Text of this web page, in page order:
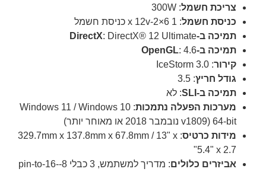
צריכת חשמל: 300W
כניסת חשמל: 1 x 12v-2×6 כניסת חשמל
תמיכה ב-DirectX: DirectX® 12 Ultimate
תמיכה ב-OpenGL: 4.6
קירור: IceStorm 3.0
גודל חריץ: 3.5
תמיכה ב-SLI
: לא
מערכות הפעלה נתמכות : Windows 11 / Windows 10
64-bit (v1809 נובמבר 2018 או מאוחר יותר)
מידות כרטיס : 329.7mm x 137.8mm x 67.8mm / 13" x
5.4" x 2.7"
אביזרים כלולים
: מדריך למשתמש, 3 כבלי 8-pin-to-16-